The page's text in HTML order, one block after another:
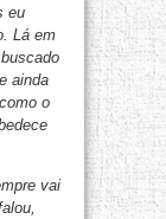
eu
Lá em
ainda
o
vai